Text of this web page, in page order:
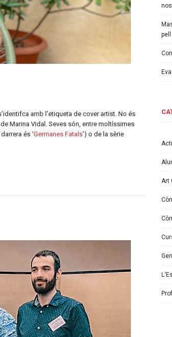
amb l’etiqueta de cover artist. No és
Marina Vidal. Seves són, entre moltíssimes
és ‘Germanes Fatals’) o de la sèrie
Art